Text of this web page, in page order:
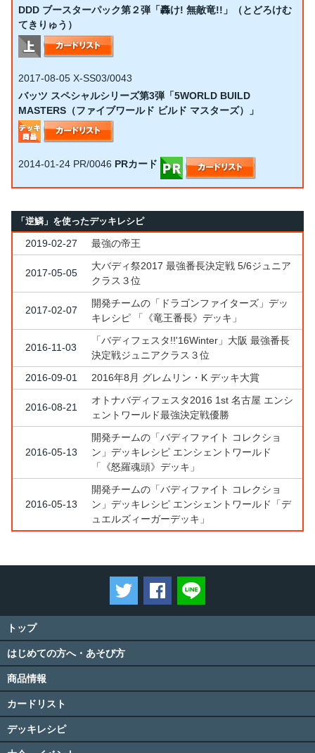
DDD ブースターパック第２弾「轟け! 無敵竜!!」（とどろけむ
てきりゅう）
2017-08-05 X-SS03/0043
バッツ スペシャルシリーズ第3弾「5WORLD BUILD
MASTERS（ファイブワールド ビルド マスターズ）」
2014-01-24 PR/0046 PRカード
「逆鱗」を使ったデッキレシピ
2019-02-27 最強の帝王
2017-05-05
大バディ祭2017 最強番長決定戦 5/6ジュニア
クラス３位
2017-02-07
開発チームの「ドラゴンファイターズ」デッ
キレシピ 「《竜王番長》デッキ」
2016-11-03
「バディフェスタ!!'16Winter」大阪 最強番長
決定戦ジュニアクラス３位
2016-09-01
2016年8月 グレムリン・K デッキ大賞
2016-08-21
オトナバディフェスタ2016 1st 名古屋 エンシ
ェントワールド最強決定戦優勝
2016-05-13
開発チームの「バディファイト コレクショ
ン」デッキレシピ エンシェントワールド
「《怒羅魂頭》デッキ」
2016-05-13
開発チームの「バディファイト コレクショ
ン」デッキレシピ エンシェントワールド「デ
ュエルズィーガーデッキ」
ツイートするFacebookでシェアする
トップ
はじめての方へ・あそび方
商品情報
カードリスト
デッキレシピ